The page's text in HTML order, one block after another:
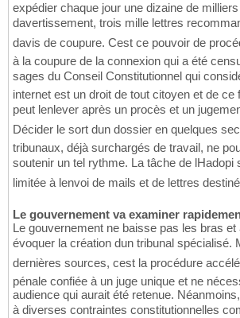
expédier chaque jour une dizaine de
davertissement, trois mille lettres
davis de coupure. Cest ce pouvoir de
à la coupure de la connexion qui a été
sages du Conseil Constitutionnel qui
internet est un droit de tout citoyen et de ce
peut lenlever après un procès et un
Décider le sort dun dossier en quelques
tribunaux, déjà surchargés de travail, ne
soutenir un tel rythme. La tâche de lHadopi
limitée à lenvoi de mails et de lettres
Le gouvernement va examiner
Le gouvernement ne baisse pas les bras
évoquer la création dun tribunal spécialisé.
dernières sources, cest la procédure
pénale confiée à un juge unique et ne
audience qui aurait été retenue.
à diverses contraintes constitutionnelles